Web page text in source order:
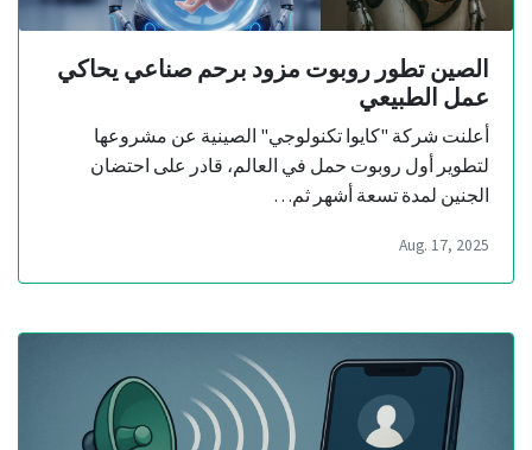
الصين تطور روبوت مزود برحم صناعي يحاكي
عمل الطبيعي
أعلنت شركة "كايوا تكنولوجي" الصينية عن مشروعها
لتطوير أول روبوت حمل في العالم، قادر على احتضان
الجنين لمدة تسعة أشهر ثم…
Aug. 17, 2025